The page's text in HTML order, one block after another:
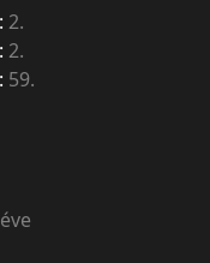
2.
2.
59.